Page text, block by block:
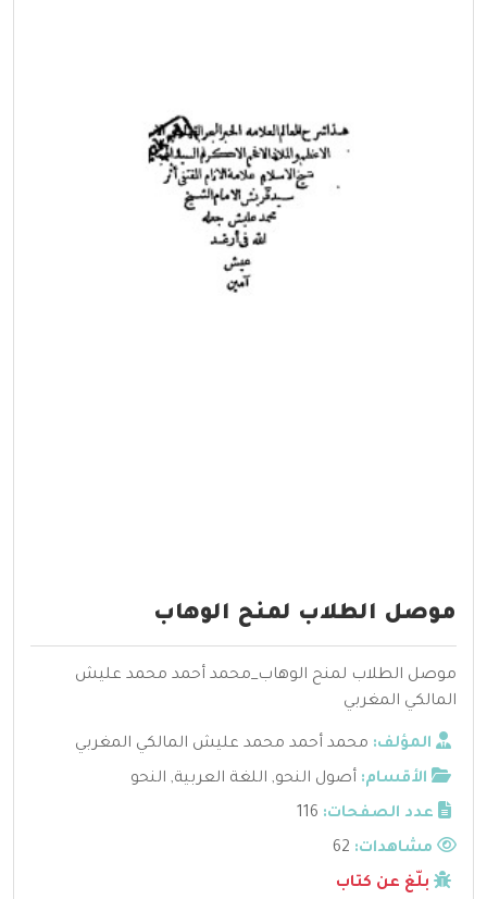
موصل الطلاب لمنح الوهاب
موصل الطلاب لمنح الوهاب_محمد أحمد محمد عليش
المالكي المغربي
المؤلف: محمد أحمد محمد عليش المالكي المغربي
الأقسام: أصول النحو, اللغة العربية, النحو
عدد الصفحات: 116
مشاهدات:
بلّغ عن كتاب